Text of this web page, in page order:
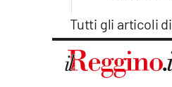
Tutti gli articoli di